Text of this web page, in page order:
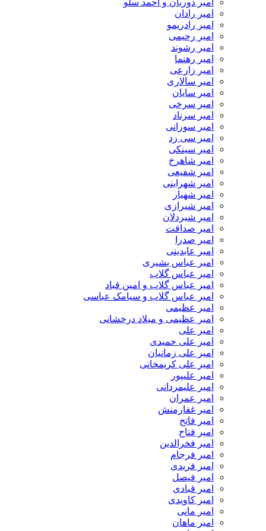
امیر دوربان و احمد سلو
امیر رادان
امیر رادریمو
امیر رحیمی
امیر رشوند
امیر رهنما
امیر زارعی
امیر سالاری
امیر سایان
امیر سرخی
امیر سرناد
امیر سورانی
امیر سی زد
امیر سینکی
امیر شاهرخ
امیر شفیعی
امیر شهراینی
امیر شهیار
امیر شیرازی
امیر شیردلان
امیر صداقت
امیر صدرا
امیر عابدینی
امیر عباس بشیری
امیر عباس گلاب
امیر عباس گلاب و امین قباد
امیر عباس گلاب و سیامک عباسی
امیر عظیمی
امیر عظیمی و میلاد درخشانی
امیر علی
امیر علی حمیدی
امیر علی زمانیان
امیر علی کریمخانی
امیر علیپور
امیر علیمردانی
امیر عمران
امیر غفارمنش
امیر فاتح
امیر فتاح
امیر فخرالدین
امیر فرجام
امیر فریدی
امیر فیصل
امیر قبادی
امیر کاویدی
امیر مانی
امیر ماهان